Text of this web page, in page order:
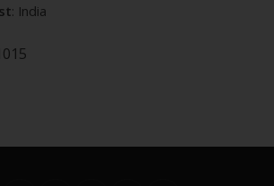
: India